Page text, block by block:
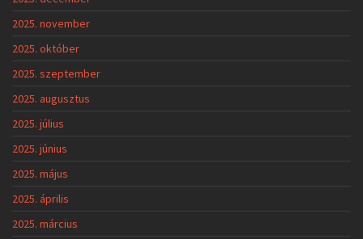
2025. november
2025. október
2025. szeptember
2025. augusztus
2025. július
2025. június
2025. május
2025. április
2025. március